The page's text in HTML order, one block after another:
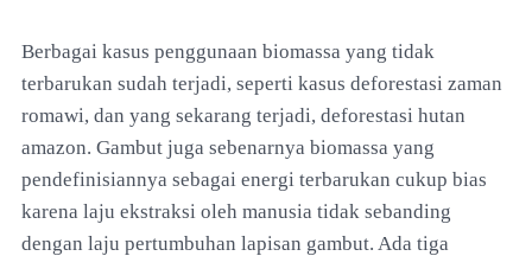
Berbagai kasus penggunaan biomassa yang tidak
terbarukan sudah terjadi, seperti kasus deforestasi zaman
romawi, dan yang sekarang terjadi, deforestasi hutan
amazon. Gambut juga sebenarnya biomassa yang
pendefinisiannya sebagai energi terbarukan cukup bias
karena laju ekstraksi oleh manusia tidak sebanding
dengan laju pertumbuhan lapisan gambut. Ada tiga